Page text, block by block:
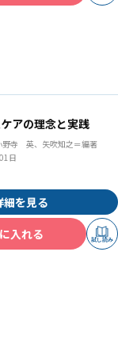
アの理念と実践
野寺 英、矢吹知之＝編著
日
細を見る
入れる
試し読み